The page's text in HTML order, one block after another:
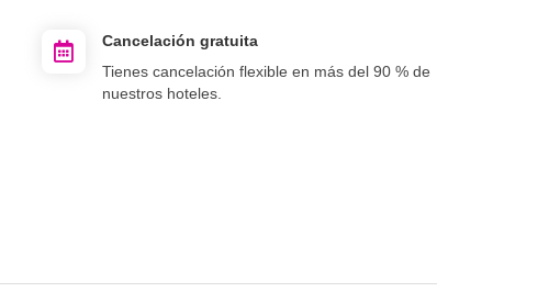
Cancelación gratuita
Tienes cancelación flexible en más del 90 % de
nuestros hoteles.